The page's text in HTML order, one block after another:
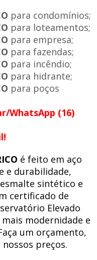
para condomínios;
para loteamentos;
para empresa;
para fazendas;
para incêndio;
para hidrante;
para poços
WhatsApp (16)
é feito em aço
e durabilidade,
sintético e
certificado de
Elevado
modernidade e
um orçamento,
preços.